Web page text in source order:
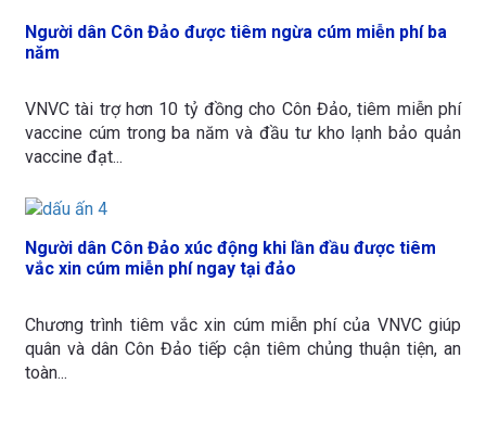
Người dân Côn Đảo được tiêm ngừa cúm miễn phí ba
năm
VNVC tài trợ hơn 10 tỷ đồng cho Côn Đảo, tiêm miễn phí
vaccine cúm trong ba năm và đầu tư kho lạnh bảo quản
vaccine đạt...
Người dân Côn Đảo xúc động khi lần đầu được tiêm
vắc xin cúm miễn phí ngay tại đảo
Chương trình tiêm vắc xin cúm miễn phí của VNVC giúp
quân và dân Côn Đảo tiếp cận tiêm chủng thuận tiện, an
toàn...